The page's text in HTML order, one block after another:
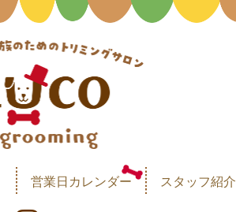
営業日カレンダー スタッフ紹介